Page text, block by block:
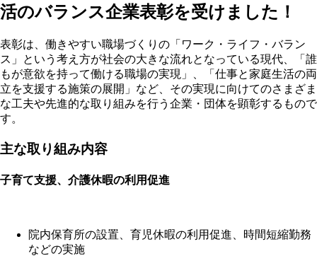
活のバランス企業表彰を受けました！
表彰は、働きやすい職場づくりの「ワーク・ライフ・バラン
ス」という考え方が社会の大きな流れとなっている現代、「誰
もが意欲を持って働ける職場の実現」、「仕事と家庭生活の両
立を支援する施策の展開」など、その実現に向けてのさまざま
な工夫や先進的な取り組みを行う企業・団体を顕彰するもので
す。
主な取り組み内容
子育て支援、介護休暇の利用促進
院内保育所の設置、育児休暇の利用促進、時間短縮勤務
などの実施